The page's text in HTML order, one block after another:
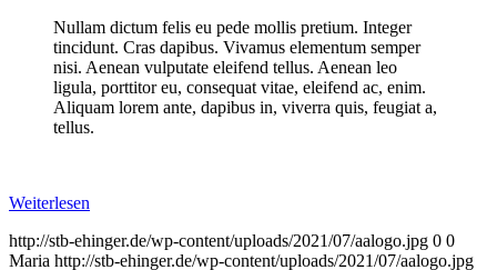
Nullam dictum felis eu pede mollis pretium. Integer
tincidunt. Cras dapibus. Vivamus elementum semper
nisi. Aenean vulputate eleifend tellus. Aenean leo
ligula, porttitor eu, consequat vitae, eleifend ac, enim.
Aliquam lorem ante, dapibus in, viverra quis, feugiat a,
tellus.
Weiterlesen
http://stb-ehinger.de/wp-content/uploads/2021/07/aalogo.jpg 0 0
Maria http://stb-ehinger.de/wp-content/uploads/2021/07/aalogo.jpg